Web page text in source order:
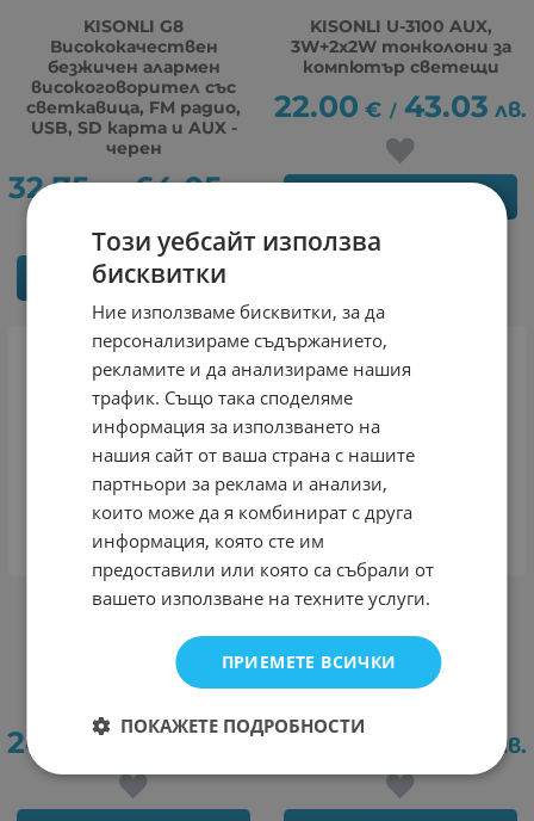
KISONLI G8
Висококачествен
безжичен алармен
високоговорител със
светкавица, FM радио,
USB, SD карта и AUX -
черен
32.75 € 64.05 лв.
КУПИ
KISONLI U-3100 AUX,
3W+2x2W тонколони за
компютър светещи
22.00 € / 43.03 лв.
Преносима Tонколона
(Черен) Караоке, USB,
SD, FM, AUX LED RGB
24.45 47.82 лв.
Преносима Tонколона
(Бял) Караоке, USB, SD,
FM, AUX LED RGB
24.45 лв.
Този уебсайт използва
бисквитки
Ние използваме бисквитки, за да
персонализираме съдържанието,
рекламите и да анализираме нашия
трафик. Също така споделяме
информация за използването на
нашия сайт от ваша страна с нашите
партньори за реклама и анализи,
които може да я комбинират с друга
информация, която сте им
предоставили или която са събрали от
вашето използване на техните услуги.
ПРИЕМЕТЕ ВСИЧКИ
ПОКАЖЕТЕ ПОДРОБНОСТИ